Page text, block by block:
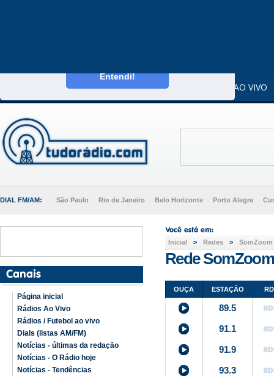
Entendi!
CAPA DIALS RÁDIOS AO VIVO
DIAL FM/AM: São Paulo Rio de Janeiro Belo Horizonte Porto Alegre
Página inicial
Rádios Ao Vivo
Rádios / Futebol ao vivo
Dials (listas AM/FM)
Notícias - últimas da redação
Notícias - O Rádio hoje
Notícias - Tendências
Inicial > Redes > SomZoom
Rede
OUÇA ESTAÇÃO
89.5
91.1
91.9
93.3